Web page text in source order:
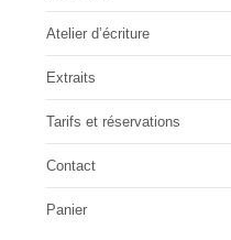
Atelier d’écriture
Extraits
Tarifs et réservations
Contact
Panier